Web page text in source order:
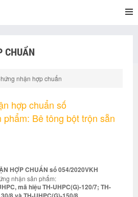
CHUẨN
nhận hợp chuẩn
hợp chuẩn số
Bê tông bột trộn sẵn
HỢP CHUẨN số 054/2020VKH
nhận sản phẩm:
mã hiệu TH-UHPC(G)-120/7; TH-